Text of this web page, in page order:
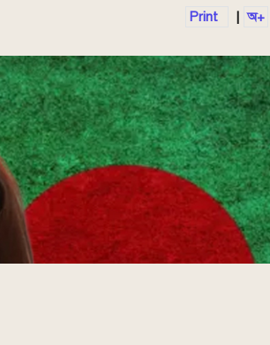
Print | অ+